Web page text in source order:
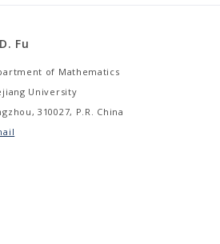
Fu
of Mathematics
University
310027, P.R. China